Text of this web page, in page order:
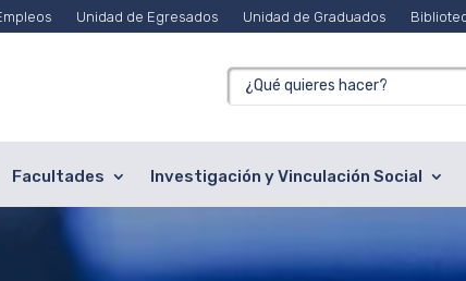
Unidad de Egresados Unidad de Graduados
Facultades Investigación y Vinculación Social